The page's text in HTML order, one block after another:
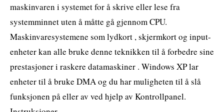
maskinvaren i systemet for å skrive eller lese fra
systemminnet uten å måtte gå gjennom CPU.
Maskinvaresystemene som lydkort , skjermkort og input-
enheter kan alle bruke denne teknikken til å forbedre sine
prestasjoner i raskere datamaskiner . Windows XP lar
enheter til å bruke DMA og du har muligheten til å slå
funksjonen på eller av ved hjelp av Kontrollpanel.